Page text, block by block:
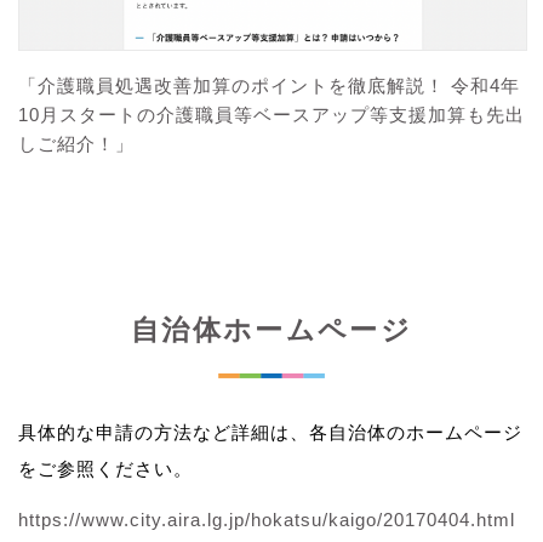
「介護職員処遇改善加算のポイントを徹底解説！ 令和4年
10月スタートの介護職員等ベースアップ等支援加算も先出
しご紹介！」
自治体ホームページ
具体的な申請の方法など詳細は、各自治体のホームページ
をご参照ください。
https://www.city.aira.lg.jp/hokatsu/kaigo/20170404.html